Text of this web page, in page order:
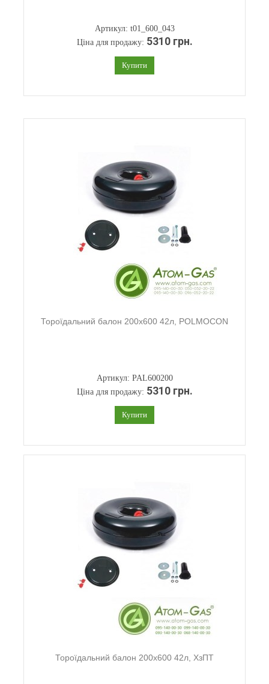
Артикул: t01_600_043
Ціна для продажу: 5310 грн.
Купити
Тороїдальний балон 200х600 42л, POLMOCON
Артикул: PAL600200
Ціна для продажу: 5310 грн.
Купити
Тороїдальний балон 200х600 42л, ХзПТ